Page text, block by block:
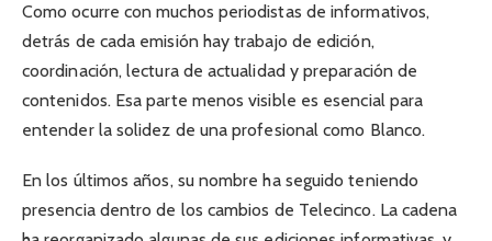
Como ocurre con muchos periodistas de informativos,
detrás de cada emisión hay trabajo de edición,
coordinación, lectura de actualidad y preparación de
contenidos. Esa parte menos visible es esencial para
entender la solidez de una profesional como Blanco.
En los últimos años, su nombre ha seguido teniendo
presencia dentro de los cambios de Telecinco. La cadena